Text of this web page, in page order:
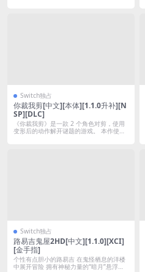
Switch独占
你裁我剪[中文][本体][1.1.0升补][N
SP][DLC]
《你裁我剪》是一款 2 个角色对剪，使用
变形后的动作解开谜题的游戏。 本作使用
Switch独占
路易吉鬼屋2HD[中文][1.1.0][XCI]
[金手指]
个性有点胆小的路易吉 在鬼怪栖息的洋楼
中展开冒险 拥有神秘力量的“暗月”悬浮在